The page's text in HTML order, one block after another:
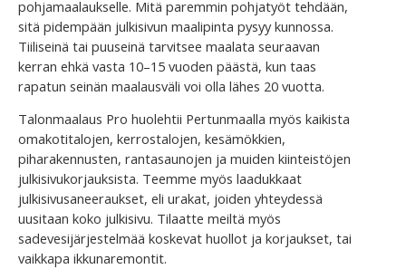
pohjamaalaukselle. Mitä paremmin pohjatyöt tehdään,
sitä pidempään julkisivun maalipinta pysyy kunnossa.
Tiiliseinä tai puuseinä tarvitsee maalata seuraavan
kerran ehkä vasta 10–15 vuoden päästä, kun taas
rapatun seinän maalausväli voi olla lähes 20 vuotta.
Talonmaalaus Pro huolehtii Pertunmaalla myös kaikista
omakotitalojen, kerrostalojen, kesämökkien,
piharakennusten, rantasaunojen ja muiden kiinteistöjen
julkisivukorjauksista. Teemme myös laadukkaat
julkisivusaneeraukset, eli urakat, joiden yhteydessä
uusitaan koko julkisivu. Tilaatte meiltä myös
sadevesijärjestelmää koskevat huollot ja korjaukset, tai
vaikkapa ikkunaremontit.